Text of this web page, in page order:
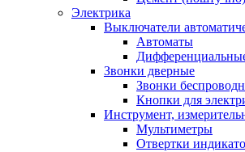
Электрика
Выключатели
Автоматы
Звонки дверные
Звонки
Кнопки для
Инструмент,
Мультиметры
Отвертки